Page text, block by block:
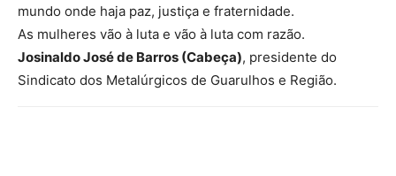
mundo onde haja paz, justiça e fraternidade.
As mulheres vão à luta e vão à luta com razão.
Josinaldo José de Barros (Cabeça), presidente do
Sindicato dos Metalúrgicos de Guarulhos e Região.